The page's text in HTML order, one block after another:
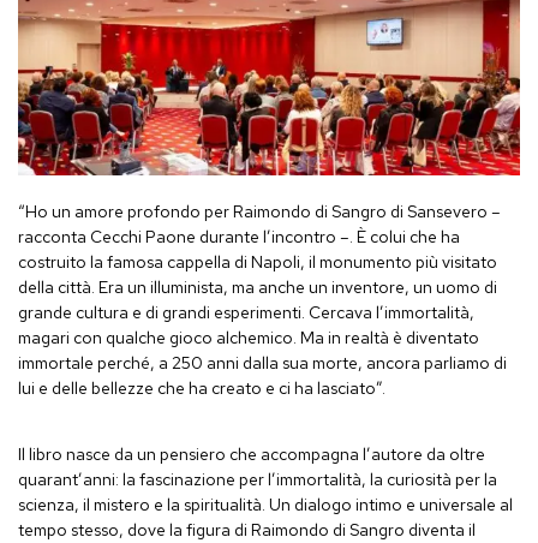
“Ho un amore profondo per Raimondo di Sangro di Sansevero –
racconta Cecchi Paone durante l’incontro –. È colui che ha
costruito la famosa cappella di Napoli, il monumento più visitato
della città. Era un illuminista, ma anche un inventore, un uomo di
grande cultura e di grandi esperimenti. Cercava l’immortalità,
magari con qualche gioco alchemico. Ma in realtà è diventato
immortale perché, a 250 anni dalla sua morte, ancora parliamo di
lui e delle bellezze che ha creato e ci ha lasciato”.
Il libro nasce da un pensiero che accompagna l’autore da oltre
quarant’anni: la fascinazione per l’immortalità, la curiosità per la
scienza, il mistero e la spiritualità. Un dialogo intimo e universale al
tempo stesso, dove la figura di Raimondo di Sangro diventa il